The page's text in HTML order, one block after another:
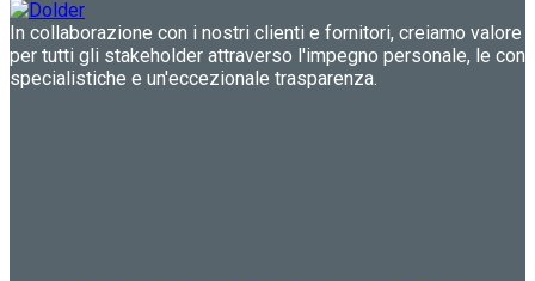
In collaborazione con i nostri clienti e fornitori, creiamo valore
per tutti gli stakeholder attraverso l'impegno personale, le
specialistiche e un'eccezionale trasparenza.